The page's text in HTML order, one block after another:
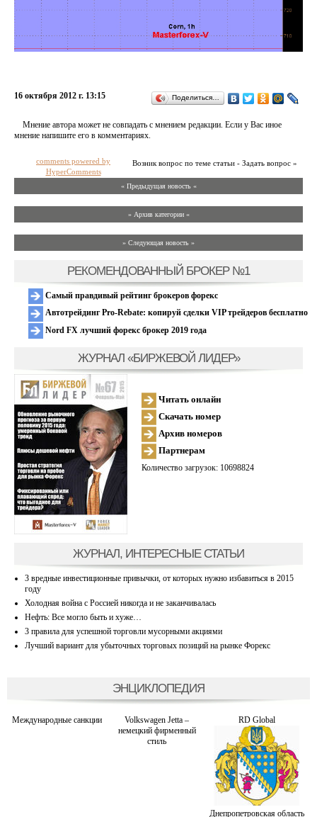
16 октября 2012 г. 13:15 Поделиться…
Мнение автора может не совпадать с мнением редакции. Если у Вас иное
мнение напишите его в комментариях.
Возник вопрос по теме статьи - Задать вопрос »
comments powered by
HyperComments
« Предыдущая новость «
» Архив категории «
» Следующая новость »
РЕКОМЕНДОВАННЫЙ БРОКЕР №1
Самый правдивый рейтинг брокеров форекс
Автотрейдинг Pro-Rebate: копируй сделки VIP трейдеров бесплатно
Nord FX лучший форекс брокер 2019 года
ЖУРНАЛ «БИРЖЕВОЙ ЛИДЕР»
Читать онлайн
Скачать номер
Архив номеров
Партнерам
Количество загрузок: 10698824
ЖУРНАЛ, ИНТЕРЕСНЫЕ СТАТЬИ
3 вредные инвестиционные привычки, от которых нужно избавиться в 2015
году
Холодная война с Россией никогда и не заканчивалась
Нефть: Все могло быть и хуже…
3 правила для успешной торговли мусорными акциями
Лучший вариант для убыточных торговых позиций на рынке Форекс
ЭНЦИКЛОПЕДИЯ
Международные санкции
Volkswagen Jetta –
немецкий фирменный
стиль
RD Global
Днепропетровская область